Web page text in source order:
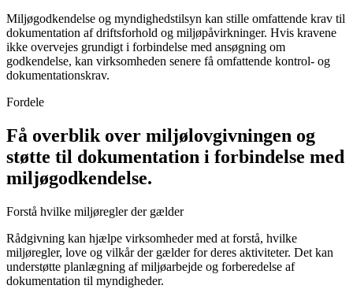
Miljøgodkendelse og myndighedstilsyn kan stille omfattende krav til
dokumentation af driftsforhold og miljøpåvirkninger. Hvis kravene
ikke overvejes grundigt i forbindelse med ansøgning om
godkendelse, kan virksomheden senere få omfattende kontrol- og
dokumentationskrav.
Fordele
Få overblik over miljølovgivningen og
støtte til dokumentation i forbindelse med
miljøgodkendelse.
Forstå hvilke miljøregler der gælder
Rådgivning kan hjælpe virksomheder med at forstå, hvilke
miljøregler, love og vilkår der gælder for deres aktiviteter. Det kan
understøtte planlægning af miljøarbejde og forberedelse af
dokumentation til myndigheder.